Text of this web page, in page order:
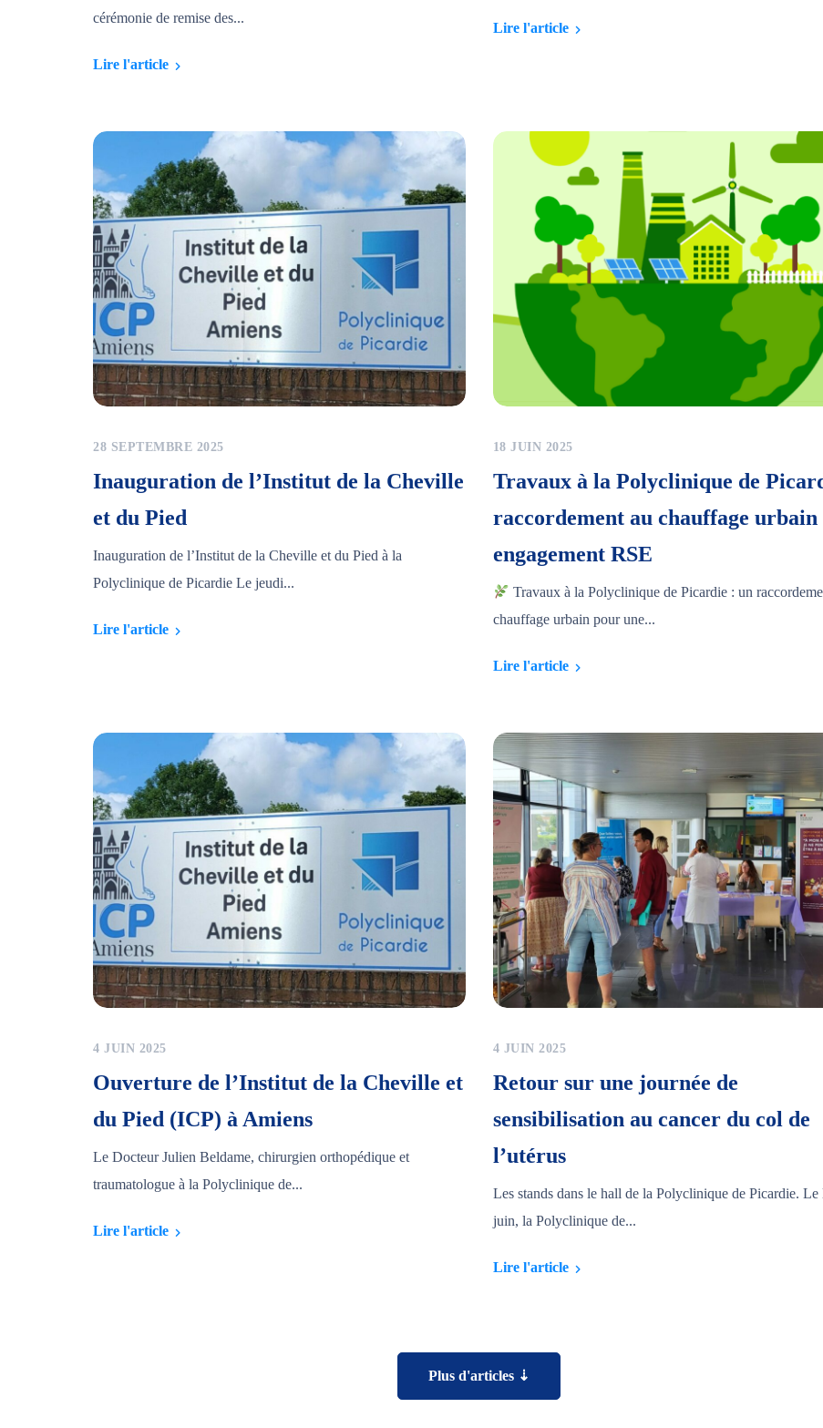
cérémonie de remise des...
Lire l'article
Lire l'article
28 SEPTEMBRE 2025
Inauguration de l’Institut de la Cheville
et du Pied
Inauguration de l’Institut de la Cheville et du Pied à la
Polyclinique de Picardie Le jeudi...
Lire l'article
18 JUIN 2025
Travaux à la Polyclinique de
raccordement au chauffage urbain
engagement RSE
Travaux à la Polyclinique de Picardie : un
chauffage urbain pour une...
Lire l'article
4 JUIN 2025
Ouverture de l’Institut de la Cheville et
du Pied (ICP) à Amiens
Le Docteur Julien Beldame, chirurgien orthopédique et
traumatologue à la Polyclinique de...
Lire l'article
4 JUIN 2025
Retour sur une journée de
sensibilisation au cancer du col de
l’utérus
Les stands dans le hall de la Polyclinique de Picardie. Le
juin, la Polyclinique de...
Lire l'article
Plus d'articles ⇣